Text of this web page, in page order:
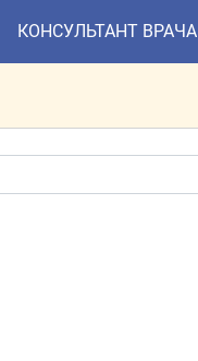
КОНСУЛЬТАНТ ВРАЧА